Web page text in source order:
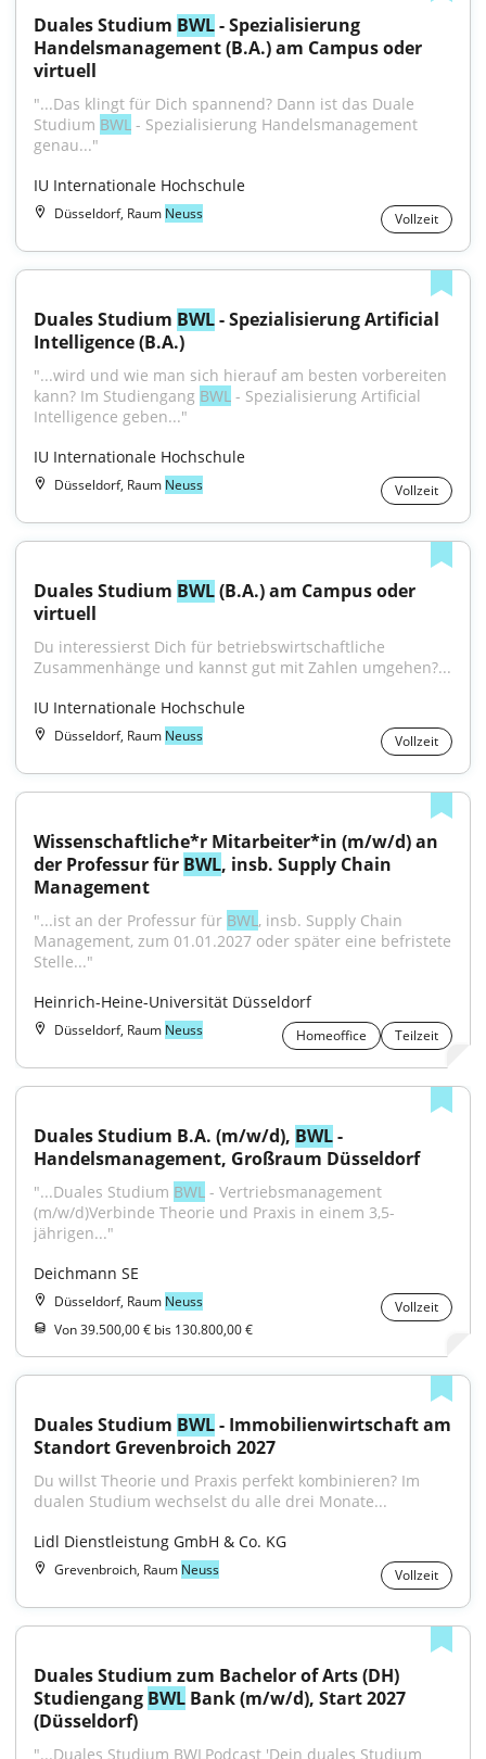
Duales Studium BWL - Spezialisierung
Handelsmanagement (B.A.) am Campus oder
virtuell
"...Das klingt für Dich spannend? Dann ist das Duale
Studium BWL - Spezialisierung Handelsmanagement
genau..."
IU Internationale Hochschule
Düsseldorf, Raum Neuss Vollzeit
Duales Studium BWL - Spezialisierung Artificial
Intelligence (B.A.)
"...wird und wie man sich hierauf am besten vorbereiten
kann? Im Studiengang BWL - Spezialisierung Artificial
Intelligence geben..."
IU Internationale Hochschule
Düsseldorf, Raum Neuss Vollzeit
Duales Studium BWL (B.A.) am Campus oder
virtuell
Du interessierst Dich für betriebswirtschaftliche
Zusammenhänge und kannst gut mit Zahlen umgehen?...
IU Internationale Hochschule
Düsseldorf, Raum Neuss Vollzeit
Wissenschaftliche*r Mitarbeiter*in (m/w/d) an
der Professur für BWL, insb. Supply Chain
Management
"...ist an der Professur für BWL, insb. Supply Chain
Management, zum 01.01.2027 oder später eine befristete
Stelle..."
Heinrich-Heine-Universität Düsseldorf
Düsseldorf, Raum Neuss Homeoffice Teilzeit
Duales Studium B.A. (m/w/d), BWL -
Handelsmanagement, Großraum Düsseldorf
"...Duales Studium BWL - Vertriebsmanagement
(m/w/d)Verbinde Theorie und Praxis in einem 3,5-
jährigen..."
Deichmann SE
Düsseldorf, Raum Neuss
Vollzeit
Von 39.500,00 € bis 130.800,00 €
Duales Studium BWL - Immobilienwirtschaft am
Standort Grevenbroich 2027
Du willst Theorie und Praxis perfekt kombinieren? Im
dualen Studium wechselst du alle drei Monate...
Lidl Dienstleistung GmbH & Co. KG
Grevenbroich, Raum Neuss Vollzeit
Duales Studium zum Bachelor of Arts (DH)
Studiengang BWL Bank (m/w/d), Start 2027
(Düsseldorf)